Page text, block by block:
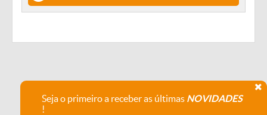
Seja o primeiro a receber as últimas NOVIDADES
!